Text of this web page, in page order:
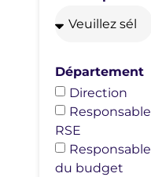
Département
Direction
Responsable
RSE
Responsable
du budget